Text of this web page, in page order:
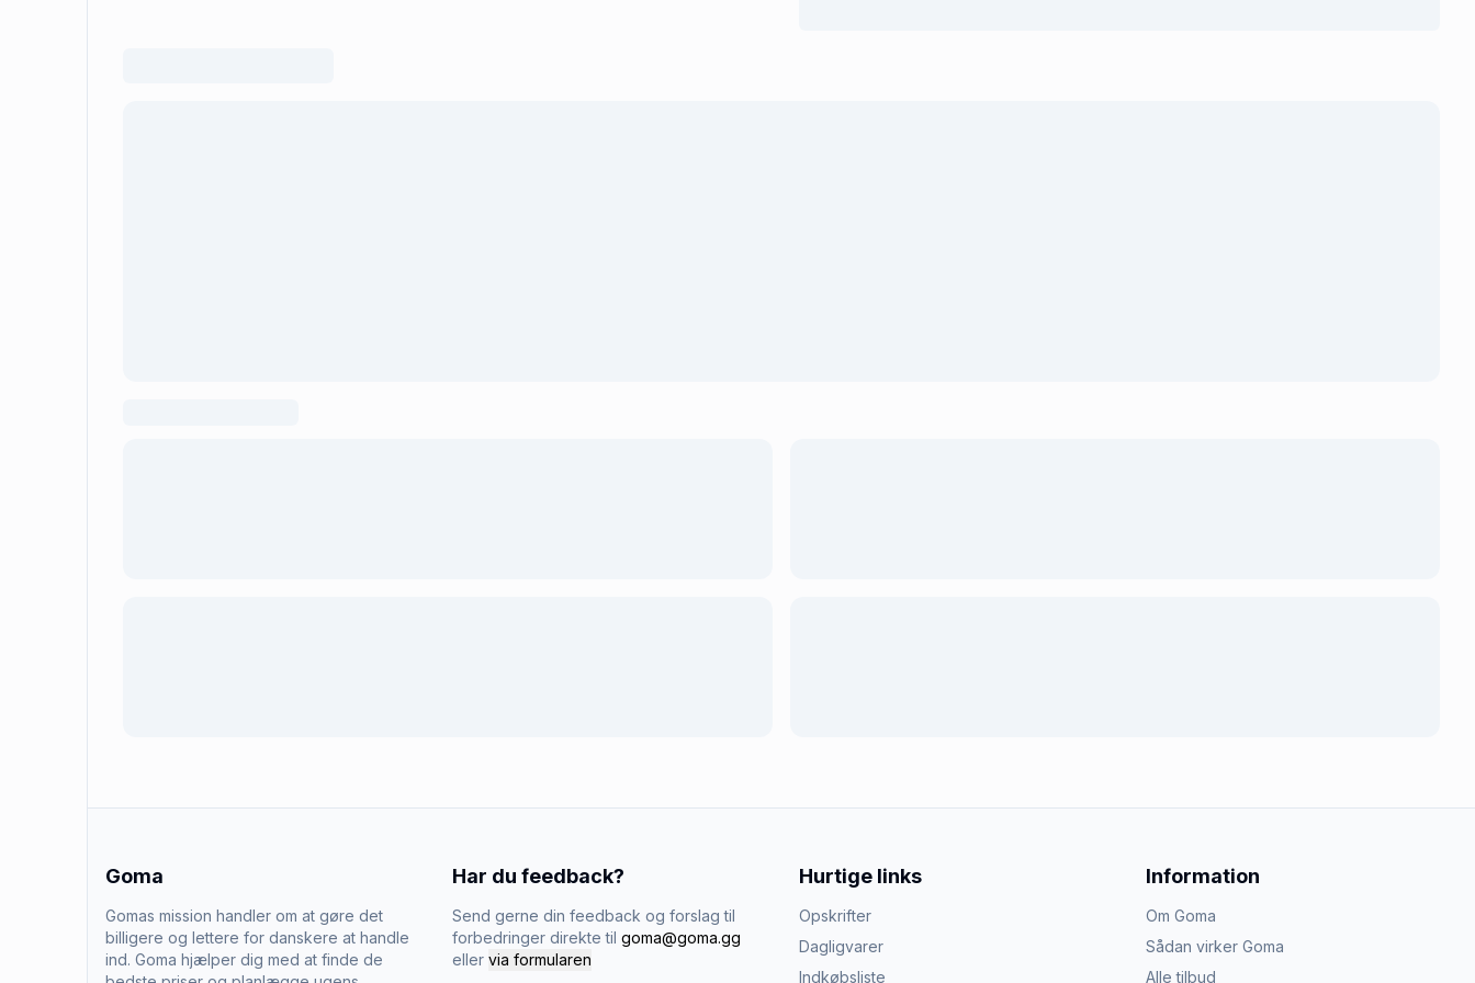
Goma
Gomas mission handler om at gøre det
billigere og lettere for danskere at handle
ind. Goma hjælper dig med at finde de
Har du feedback?
Send gerne din feedback og forslag til
forbedringer direkte til goma@goma.gg
eller via formularen
Hurtige links
Opskrifter
Dagligvarer
Indkøbsliste
Information
Om Goma
Sådan virker Goma
Alle tilbud